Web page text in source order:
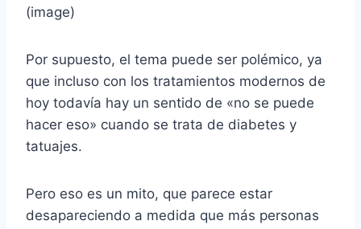
(image)
Por supuesto, el tema puede ser polémico, ya
que incluso con los tratamientos modernos de
hoy todavía hay un sentido de «no se puede
hacer eso» cuando se trata de diabetes y
tatuajes.
Pero eso es un mito, que parece estar
desapareciendo a medida que más personas